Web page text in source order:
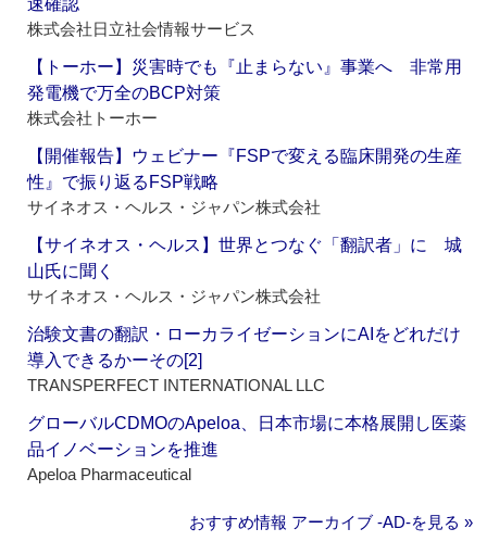
速確認
株式会社日立社会情報サービス
【トーホー】災害時でも『止まらない』事業へ 非常用
発電機で万全のBCP対策
株式会社トーホー
【開催報告】ウェビナー『FSPで変える臨床開発の生産
性』で振り返るFSP戦略
サイネオス・ヘルス・ジャパン株式会社
【サイネオス・ヘルス】世界とつなぐ「翻訳者」に 城
山氏に聞く
サイネオス・ヘルス・ジャパン株式会社
治験文書の翻訳・ローカライゼーションにAIをどれだけ
導入できるかーその[2]
TRANSPERFECT INTERNATIONAL LLC
グローバルCDMOのApeloa、日本市場に本格展開し医薬
品イノベーションを推進
Apeloa Pharmaceutical
おすすめ情報 アーカイブ ‐AD‐を見る »